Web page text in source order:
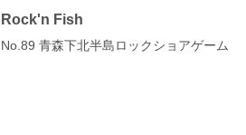
Rock'n Fish
No.89 青森下北半島ロックショアゲーム